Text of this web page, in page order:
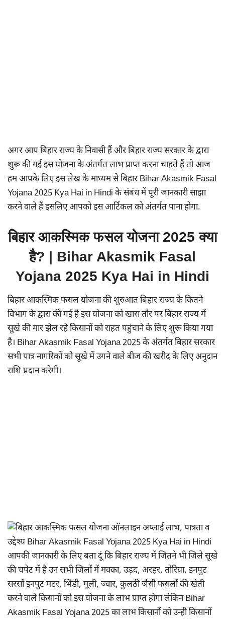
अगर आप बिहार राज्य के निवासी हैं और बिहार राज्य सरकार के द्वारा
शुरू की गई इस योजना के अंतर्गत लाभ प्राप्त करना चाहते हैं तो आज
हम आपके लिए इस लेख के माध्यम से बिहार Bihar Akasmik Fasal
Yojana 2025 Kya Hai in Hindi के संबंध में पूरी जानकारी साझा
करने वाले हैं इसलिए आपको इस आर्टिकल को अंतर्गत पाना होगा.
बिहार आकस्मिक फसल योजना 2025 क्या
है? | Bihar Akasmik Fasal
Yojana 2025 Kya Hai in Hindi
बिहार आकस्मिक फसल योजना की शुरुआत बिहार राज्य के कितने
विभाग के द्वारा की गई है इस योजना को खास तौर पर बिहार राज्य में
सूखे की मार झेल रहे किसानों को राहत पहुंचाने के लिए शुरू किया गया
है। Bihar Akasmik Fasal Yojana 2025 के अंतर्गत बिहार सरकार
सभी पात्र नागरिकों को सूखे में उगने वाले बीज की खरीद के लिए अनुदान
राशि प्रदान करेगी।
आपकी जानकारी के लिए बता दूं कि बिहार राज्य में जितने भी जिले सूखे
की चपेट में है उन सभी जिलों में मक्का, उड़द, अरहर, तोरिया, इनपुट
सरसों इनपुट मटर, भिंडी, मूली, ज्वार, कुलठी जैसी फसलों की खेती
करने वाले किसानों को इस योजना के लाभ प्राप्त होगा लेकिन Bihar
Akasmik Fasal Yojana 2025 का लाभ किसानों को उन्ही किसानों